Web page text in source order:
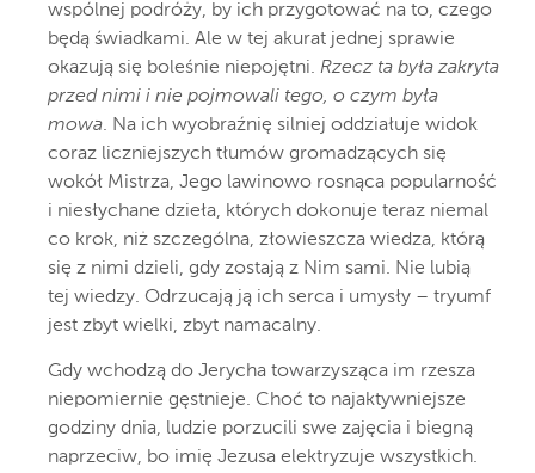
wspólnej podróży, by ich przygotować na to, czego
będą świadkami. Ale w tej akurat jednej sprawie
okazują się boleśnie niepojętni. Rzecz ta była zakryta
przed nimi i nie pojmowali tego, o czym była
mowa. Na ich wyobraźnię silniej oddziałuje widok
coraz liczniejszych tłumów gromadzących się
wokół Mistrza, Jego lawinowo rosnąca popularność
i niesłychane dzieła, których dokonuje teraz niemal
co krok, niż szczególna, złowieszcza wiedza, którą
się z nimi dzieli, gdy zostają z Nim sami. Nie lubią
tej wiedzy. Odrzucają ją ich serca i umysły – tryumf
jest zbyt wielki, zbyt namacalny.
Gdy wchodzą do Jerycha towarzysząca im rzesza
niepomiernie gęstnieje. Choć to najaktywniejsze
godziny dnia, ludzie porzucili swe zajęcia i biegną
naprzeciw, bo imię Jezusa elektryzuje wszystkich.